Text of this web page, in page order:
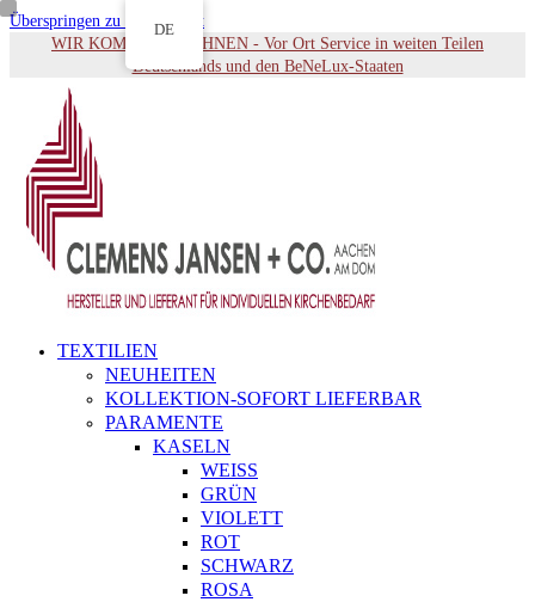
Überspringen zu Hauptinhalt
WIR KOMMEN ZU IHNEN - Vor Ort Service in weiten Teilen
Deutschlands und den BeNeLux-Staaten
TEXTILIEN
NEUHEITEN
KOLLEKTION-SOFORT LIEFERBAR
PARAMENTE
KASELN
WEISS
GRÜN
VIOLETT
ROT
SCHWARZ
ROSA
DE